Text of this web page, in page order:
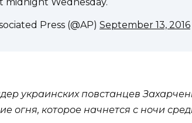
Press (@AP) September 13, 2016
украинских повстанцев
огня, которое начнется с ночи